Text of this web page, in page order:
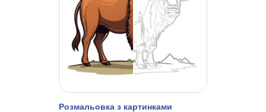
Розмальовка з картинками